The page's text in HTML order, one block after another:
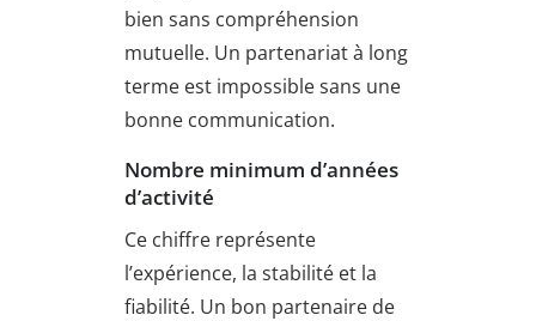
bien sans compréhension
mutuelle. Un partenariat à long
terme est impossible sans une
bonne communication.
Nombre minimum d’années
d’activité
Ce chiffre représente
l’expérience, la stabilité et la
fiabilité. Un bon partenaire de